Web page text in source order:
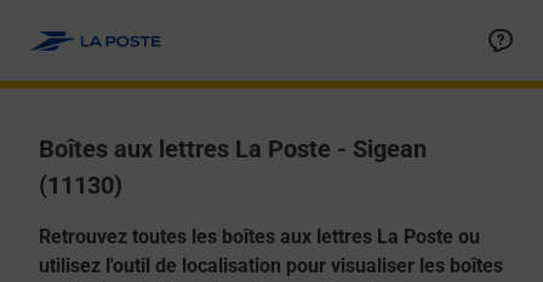
Boîtes aux lettres La Poste - Sigean
(11130)
Retrouvez toutes les boîtes aux lettres La Poste ou
utilisez l'outil de localisation pour visualiser les boîtes